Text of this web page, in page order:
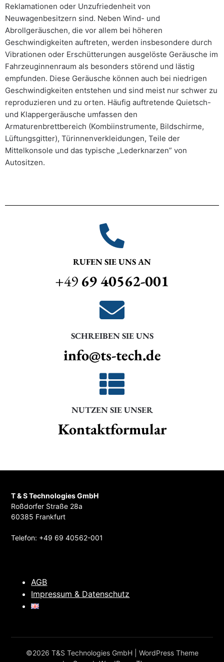
Reklamationen oder Unzufriedenheit von
Neuwagenbesitzern sind. Neben Wind- und
Abrollgeräuschen, die vor allem bei höheren
Geschwindigkeiten auftreten, werden insbesondere durch
Vibrationen oder Erschütterungen ausgelöste Geräusche im
Fahrzeuginnenraum als besonders störend und lästig
empfunden. Diese Geräusche können auch bei niedrigen
Geschwindigkeiten entstehen und sind meist nur schwer zu
reproduzieren und zu orten. Häufig auftretende Quietsch-
und Klappergeräusche umfassen den
Armaturenbrettbereich (Kombiinstrumente, Bildschirme,
Lüftungsgitter), Türinnenverkleidungen, Teile der
Mittelkonsole und das typische „Lederknarzen” von
Autositzen.
RUFEN SIE UNS AN
+49 69 40562-001
SCHREIBEN SIE UNS
info@ts-tech.de
NUTZEN SIE UNSER
Kontaktformular
T & S Technologies GmbH
Roßdorfer Straße 28a
60385 Frankfurt
Telefon: +49 69 40562-001
AGB
Impressum & Datenschutz
©2026 T&S Technologies GmbH
| WordPress Theme